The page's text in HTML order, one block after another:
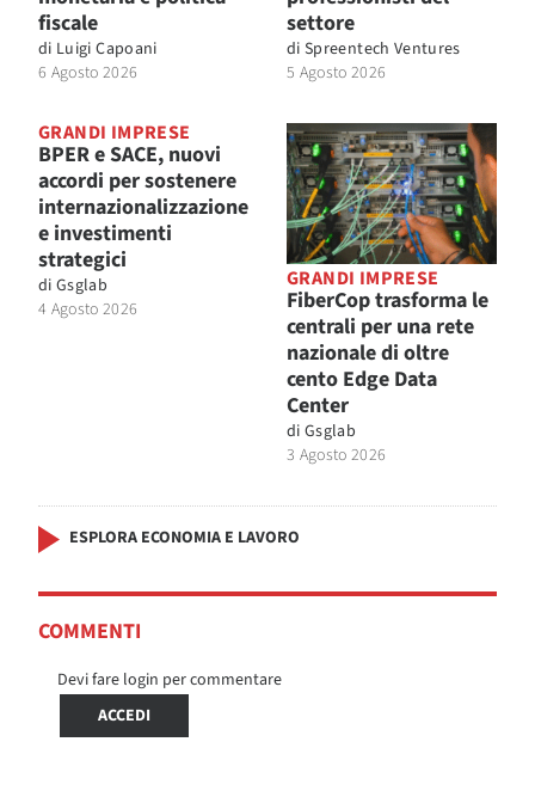
fiscale
di Luigi Capoani
6 Agosto 2026
settore
di Spreentech Ventures
5 Agosto 2026
GRANDI IMPRESE
BPER e SACE, nuovi
accordi per sostenere
internazionalizzazione
e investimenti
strategici
di Gsglab
4 Agosto 2026
GRANDI IMPRESE
FiberCop trasforma le
centrali per una rete
nazionale di oltre
cento Edge Data
Center
di Gsglab
3 Agosto 2026
ESPLORA ECONOMIA E LAVORO
COMMENTI
Devi fare login per commentare
ACCEDI